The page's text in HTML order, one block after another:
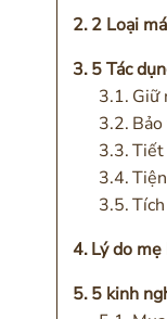
2 Loại
5 Tác
Giữ
Tiết
Lý do
5 kinh